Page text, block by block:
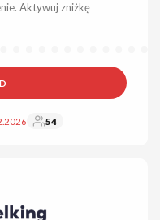
Aktywuj zniżkę
54